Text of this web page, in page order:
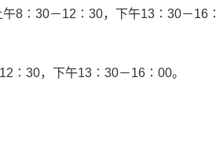
午8∶30－12∶30，下午13∶30－
，下午13∶30－16∶00。